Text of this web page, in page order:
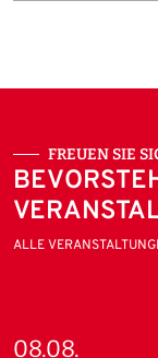
FREUEN SIE
ALLE
08.08.